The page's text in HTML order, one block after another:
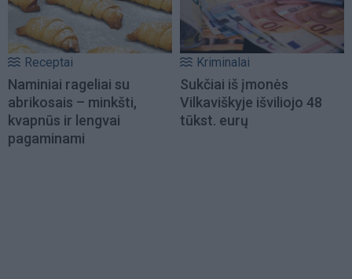
Receptai
Naminiai rageliai su
abrikosais – minkšti,
kvapnūs ir lengvai
pagaminami
Kriminalai
Sukčiai iš įmonės
Vilkaviškyje išviliojo 48
tūkst. eurų